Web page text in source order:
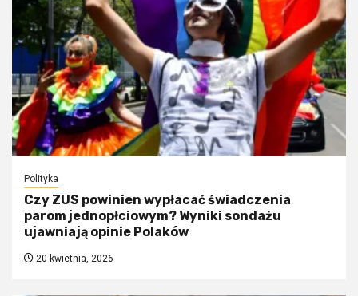
Polityka
Czy ZUS powinien wypłacać świadczenia
parom jednopłciowym? Wyniki sondażu
ujawniają opinie Polaków
20 kwietnia, 2026